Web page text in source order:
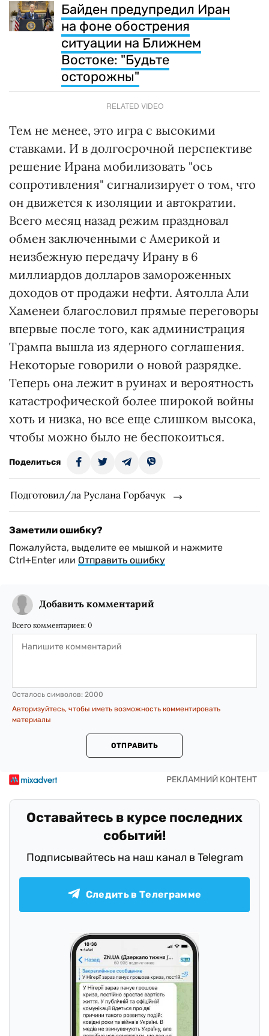
Байден предупредил Иран
на фоне обострения
ситуации на Ближнем
Востоке: "Будьте
осторожны"
RELATED VIDEO
Тем не менее, это игра с высокими
ставками. И в долгосрочной перспективе
решение Ирана мобилизовать "ось
сопротивления" сигнализирует о том, что
он движется к изоляции и автократии.
Всего месяц назад режим праздновал
обмен заключенными с Америкой и
неизбежную передачу Ирану в 6
миллиардов долларов замороженных
доходов от продажи нефти. Аятолла Али
Хаменеи благословил прямые переговоры
впервые после того, как администрация
Трампа вышла из ядерного соглашения.
Некоторые говорили о новой разрядке.
Теперь она лежит в руинах и вероятность
катастрофической более широкой войны
хоть и низка, но все еще слишком высока,
чтобы можно было не беспокоиться.
Поделиться
Подготовил/ла Руслана Горбачук
Заметили ошибку?
Пожалуйста, выделите ее мышкой и нажмите
Ctrl+Enter или Отправить ошибку
Добавить комментарий
Всего комментариев: 0
Осталось символов: 2000
Авторизуйтесь, чтобы иметь возможность комментировать
материалы
ОТПРАВИТЬ
Оставайтесь в курсе последних
событий!
Подписывайтесь на наш канал в Telegram
Следить в Телеграмме